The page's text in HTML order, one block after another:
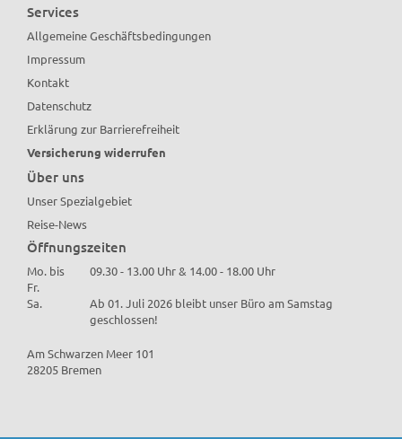
Services
Allgemeine Geschäftsbedingungen
Impressum
Kontakt
Datenschutz
Erklärung zur Barrierefreiheit
Versicherung widerrufen
Über uns
Unser Spezialgebiet
Reise-News
Öffnungszeiten
Mo. bis
Fr.
09.30 - 13.00 Uhr & 14.00 - 18.00 Uhr
Sa.
Ab 01. Juli 2026 bleibt unser Büro am Samstag
geschlossen!
Am Schwarzen Meer 101
28205 Bremen